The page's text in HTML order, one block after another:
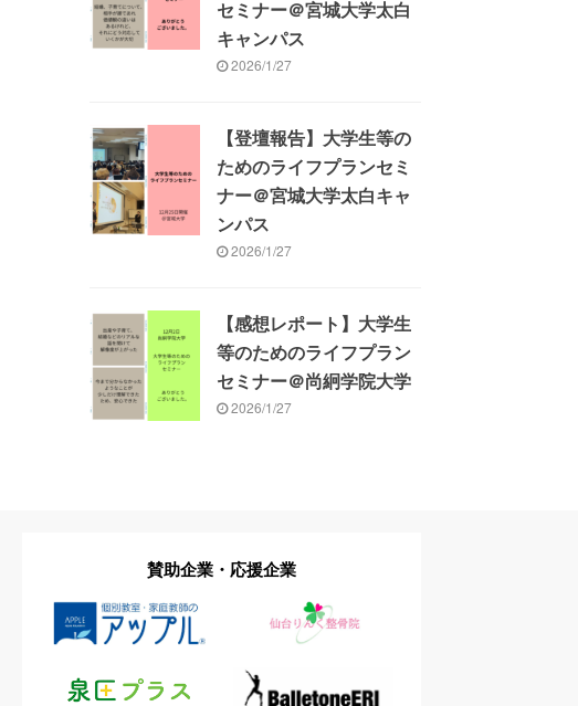
セミナー＠宮城大学太白
キャンパス
2026/1/27
【登壇報告】大学生等の
ためのライフプランセミ
ナー＠宮城大学太白キャ
ンパス
2026/1/27
【感想レポート】大学生
等のためのライフプラン
セミナー＠尚絅学院大学
2026/1/27
賛助企業・応援企業